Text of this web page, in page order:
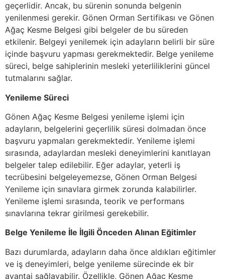
geçerlidir. Ancak, bu sürenin sonunda belgenin
yenilenmesi gerekir. Gönen Orman Sertifikası ve Gönen
Ağaç Kesme Belgesi gibi belgeler de bu süreden
etkilenir. Belgeyi yenilemek için adayların belirli bir süre
içinde başvuru yapması gerekmektedir. Belge yenileme
süreci, belge sahiplerinin mesleki yeterliliklerini güncel
tutmalarını sağlar.
Yenileme Süreci
Gönen Ağaç Kesme Belgesi yenileme işlemi için
adayların, belgelerini geçerlilik süresi dolmadan önce
başvuru yapmaları gerekmektedir. Yenileme işlemi
sırasında, adaylardan mesleki deneyimlerini kanıtlayan
belgeler talep edilebilir. Eğer adaylar, yeterli iş
tecrübesini belgeleyemezse, Gönen Orman Belgesi
Yenileme için sınavlara girmek zorunda kalabilirler.
Yenileme işlemi sırasında, teorik ve performans
sınavlarına tekrar girilmesi gerekebilir.
Belge Yenileme İle İlgili Önceden Alınan Eğitimler
Bazı durumlarda, adayların daha önce aldıkları eğitimler
ve iş deneyimleri, belge yenileme sürecinde ek bir
avantaj sağlayabilir. Özellikle, Gönen Ağaç Kesme